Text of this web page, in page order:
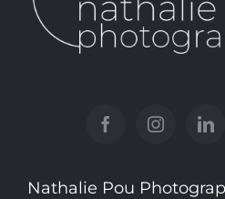
Nathalie Pou